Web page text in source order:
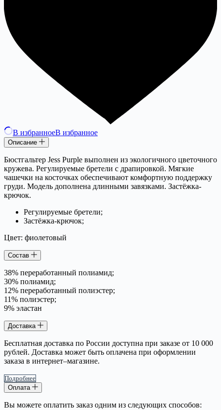
В избранноеВ избранное
Описание
Бюстгальтер Jess Purple выполнен из экологичного цветочного
кружева. Регулируемые бретели с драпировкой. Мягкие
чашечки на косточках обеспечивают комфортную поддержку
груди. Модель дополнена длинными завязками. Застёжка-
крючок.
Регулируемые бретели;
Застёжка-крючок;
Цвет: фиолетовый
Состав
38% переработанный полиамид;
30% полиамид;
12% переработанный полиэстер;
11% полиэстер;
9% эластан
Доставка
Бесплатная доставка по России доступна при заказе от 10 000
рублей. Доставка может быть оплачена при оформлении
заказа в интернет–магазине.
Подробнее
Оплата
Вы можете оплатить заказ одним из следующих способов: